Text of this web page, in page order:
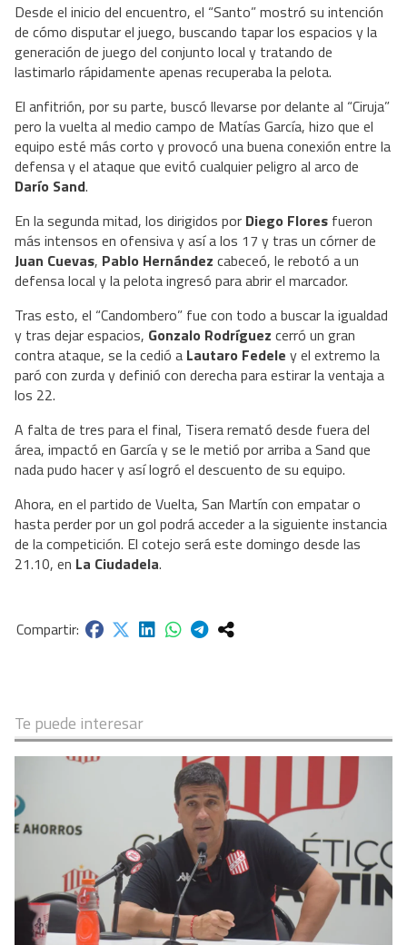
Desde el inicio del encuentro, el “Santo” mostró su intención
de cómo disputar el juego, buscando tapar los espacios y la
generación de juego del conjunto local y tratando de
lastimarlo rápidamente apenas recuperaba la pelota.
El anfitrión, por su parte, buscó llevarse por delante al “Ciruja”
pero la vuelta al medio campo de Matías García, hizo que el
equipo esté más corto y provocó una buena conexión entre la
defensa y el ataque que evitó cualquier peligro al arco de
Darío Sand.
En la segunda mitad, los dirigidos por Diego Flores fueron
más intensos en ofensiva y así a los 17 y tras un córner de
Juan Cuevas, Pablo Hernández cabeceó, le rebotó a un
defensa local y la pelota ingresó para abrir el marcador.
Tras esto, el “Candombero” fue con todo a buscar la igualdad
y tras dejar espacios, Gonzalo Rodríguez cerró un gran
contra ataque, se la cedió a Lautaro Fedele y el extremo la
paró con zurda y definió con derecha para estirar la ventaja a
los 22.
A falta de tres para el final, Tisera remató desde fuera del
área, impactó en García y se le metió por arriba a Sand que
nada pudo hacer y así logró el descuento de su equipo.
Ahora, en el partido de Vuelta, San Martín con empatar o
hasta perder por un gol podrá acceder a la siguiente instancia
de la competición. El cotejo será este domingo desde las
21.10, en La Ciudadela.
Te puede interesar